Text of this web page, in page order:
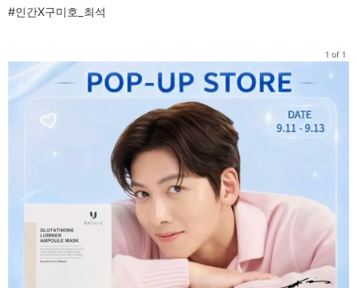
#인간X구미호​_최석
1 of 1